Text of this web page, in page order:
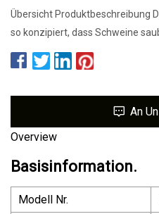
Übersicht Produktbeschreibung
so konzipiert, dass Schweine
An
Overview
Basisinformation.
Modell Nr.